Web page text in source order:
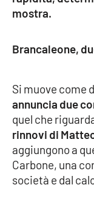
Imprese Di
Le perfidie di
Venti di
STREAMING
mostra.
Brancaleone,
Si muove come
annuncia due
quel che
rinnovi di
aggiungono a
Carbone, una
società e dal